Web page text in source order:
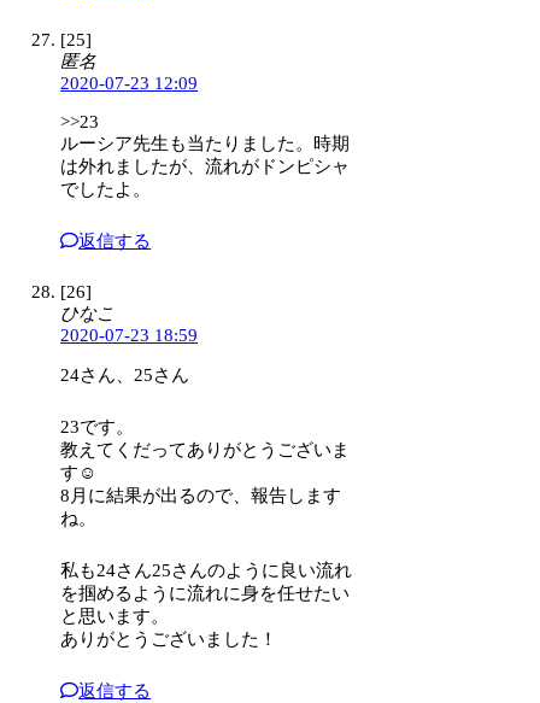
[25]
匿名
2020-07-23 12:09
>>23
ルーシア先生も当たりました。時期
は外れましたが、流れがドンピシャ
でしたよ。
返信する
[26]
ひなこ
2020-07-23 18:59
24さん、25さん
23です。
教えてくだってありがとうございま
す☺️
8月に結果が出るので、報告します
ね。
私も24さん25さんのように良い流れ
を掴めるように流れに身を任せたい
と思います。
ありがとうございました！
返信する